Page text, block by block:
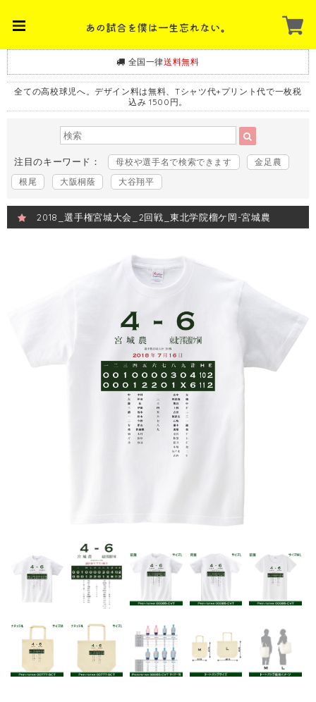
全国一律送料無料
全ての高校球児へ。デザイン料は無料、Tシャツ代+プリント代で一枚税
込み 1500円。
注目のキーワード： 母校や選手名で検索できます
金足農
根尾
大阪桐蔭 大谷翔平
2018_選手権宮城大会_2回戦_東北学院榴ケ岡-宮城農